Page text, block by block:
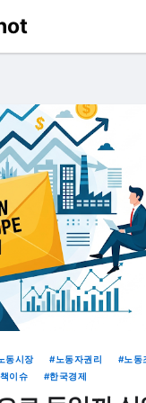
동시장 노동자권리
노동
이슈 한국경제